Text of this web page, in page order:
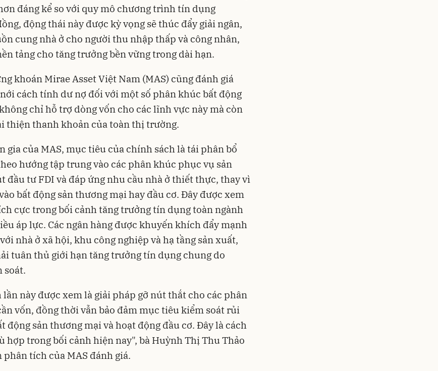
đáng kể so với quy mô chương trình tín dụng
động thái này được kỳ vọng sẽ thúc đẩy giải ngân,
cung nhà ở cho người thu nhập thấp và công nhân,
tảng cho tăng trưởng bền vững trong dài hạn.
khoán Mirae Asset Việt Nam (MAS) cũng đánh giá
cách tính dư nợ đối với một số phân khúc bất động
chỉ hỗ trợ dòng vốn cho các lĩnh vực này mà còn
thiện thanh khoản của toàn thị trường.
gia của MAS, mục tiêu của chính sách là tái phân bổ
hướng tập trung vào các phân khúc phục vụ sản
đầu tư FDI và đáp ứng nhu cầu nhà ở thiết thực, thay vì
bất động sản thương mại hay đầu cơ. Đây được xem
cực trong bối cảnh tăng trưởng tín dụng toàn ngành
áp lực. Các ngân hàng được khuyến khích đẩy mạnh
nhà ở xã hội, khu công nghiệp và hạ tầng sản xuất,
tuân thủ giới hạn tăng trưởng tín dụng chung do
soát.
lần này được xem là giải pháp gỡ nút thắt cho các phân
vốn, đồng thời vẫn bảo đảm mục tiêu kiểm soát rủi
động sản thương mại và hoạt động đầu cơ. Đây là cách
hợp trong bối cảnh hiện nay", bà Huỳnh Thị Thu Thảo
tích của MAS đánh giá.